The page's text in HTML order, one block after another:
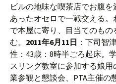
ビルの地味な喫茶店でお腹
あったオセロで一戦交える
で本屋に寄り、目当てのも
む。 2011年6月11日 ：下司智
性：43歳：8時半ごろ起床。
スリング教室に参加する娘
業参観と懇談会、PTA主催の